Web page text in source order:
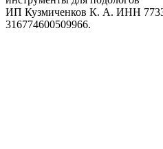
ИП Кузмиченков К. А. ИНН
316774600509966.